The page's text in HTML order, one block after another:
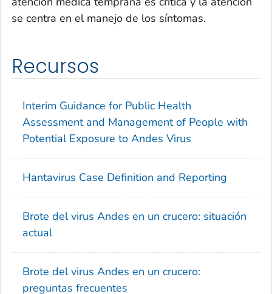
se centra en el manejo de los síntomas.
Recursos
Interim Guidance for Public Health
Assessment and Management of People with
Potential Exposure to Andes Virus
Hantavirus Case Definition and Reporting
Brote del virus Andes en un crucero: situación
actual
Brote del virus Andes en un crucero:
preguntas frecuentes